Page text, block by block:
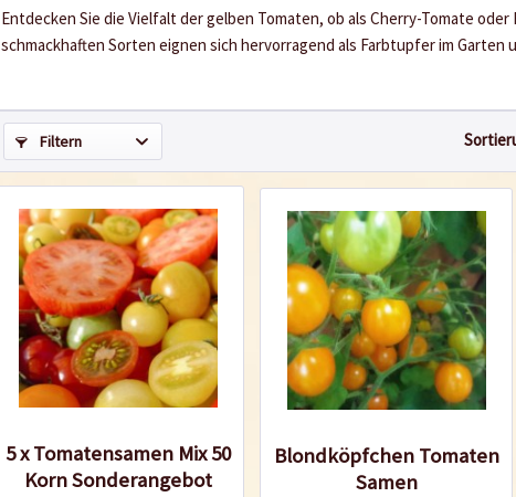
Entdecken Sie die Vielfalt der gelben Tomaten, ob als Cherry-Tomate
schmackhaften Sorten eignen sich hervorragend als Farbtupfer im Garten
Filtern
5 x Tomatensamen Mix 50
Korn Sonderangebot
Blondköpfchen Tomaten
Samen